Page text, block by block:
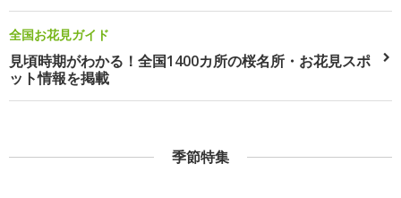
全国お花見ガイド
見頃時期がわかる！全国1400カ所の桜名所・お花見スポ
ット情報を掲載
季節特集